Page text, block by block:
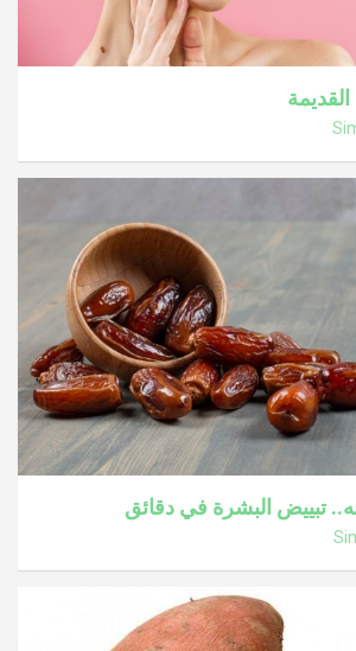
القديمة
تبييض البشرة في دقائق